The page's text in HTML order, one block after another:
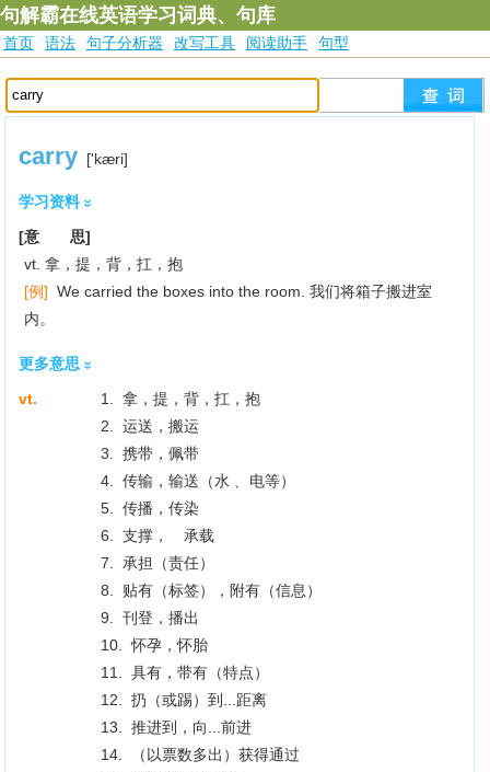
句解霸在线英语学习词典、句库
首页 语法 句子分析器 改写工具 阅读助手 句型
carry ['kæri]
学习资料
[意 思]
vt. 拿，提，背，扛，抱
[例] We carried the boxes into the room. 我们将箱子搬进室
内。
更多意思
vt.
1. 拿，提，背，扛，抱
2. 运送，搬运
3. 携带，佩带
4. 传输，输送（水﹑ 电等）
5. 传播，传染
6. 支撑， 承载
7. 承担（责任）
8. 贴有（标签），附有（信息）
9. 刊登，播出
10. 怀孕，怀胎
11. 具有，带有（特点）
12. 扔（或踢）到...距离
13. 推进到，向...前进
14. （以票数多出）获得通过